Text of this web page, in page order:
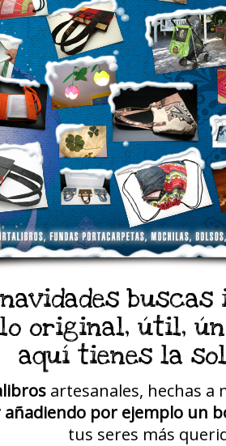
original, útil,
aquí tienes la
artesanales, hechas a
añadiendo por ejemplo un
tus seres más